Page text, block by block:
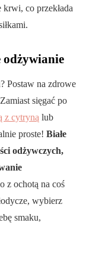
co przekłada
Postaw na zdrowe
sięgać po
z cytryną lub
proste! Białe
odżywczych,
z ochotą na coś
wybierz
smaku,